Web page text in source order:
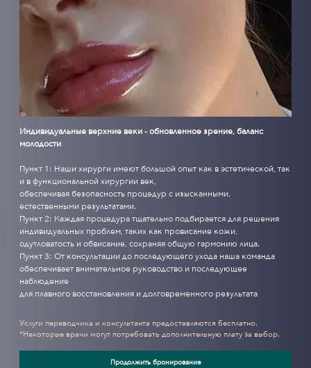
Индивидуальные верхние веки - обновленное зрение, баланс
молодости
Пункт 1: Наши хирурги имеют большой опыт как в эстетической, так
и в функциональной хирургии век,
обеспечивая безопасность процедур с изысканными,
естественными результатами.
Пункт 2: Каждая процедура тщательно подбирается для решения
индивидуальных проблем, таких как провисание кожи,
одутловатость и обвисание, сохраняя общую гармонию лица.
Пункт 3: От консультации до последующего ухода наша команда
обеспечивает внимательное руководство и последующее
наблюдение
для плавного восстановления и долговременного результата
Услуги переводчика и консультанта предоставляются бесплатно.
*Некоторые врачи могут потребовать дополнительную плату за выбор.
Продолжить бронирование